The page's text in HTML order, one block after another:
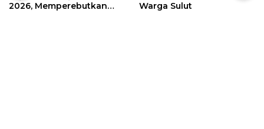
2026, Memperebutkan
Warga Sulut